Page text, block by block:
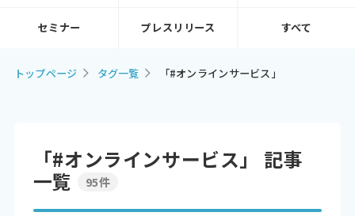
セミナー プレスリリース すべて
トップページ タグ一覧 「#オンラインサービス」
「#オンラインサービス」 記事
一覧
95件